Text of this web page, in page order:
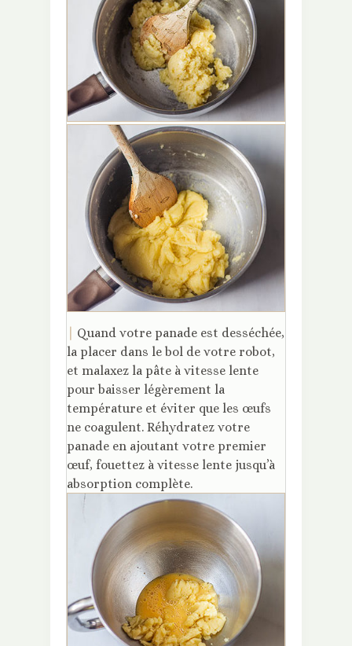
Quand votre panade est desséchée,
la placer dans le bol de votre robot,
et malaxez la pâte à vitesse lente
pour baisser légèrement la
température et éviter que les œufs
ne coagulent. Réhydratez votre
panade en ajoutant votre premier
œuf, fouettez à vitesse lente jusqu’à
absorption complète.